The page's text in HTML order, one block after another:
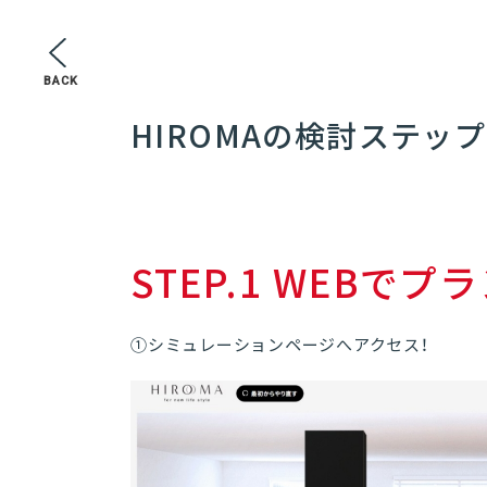
HIROMAの検討ステップ
STEP.1 WEBでプ
①シミュレーションページへアクセス！
BACK